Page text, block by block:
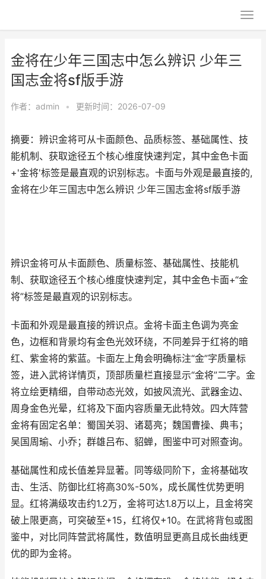
金将在少年三国志中怎么辨识 少年三
国志金将sf版手游
作者： admin • 更新时间：2026-07-09
摘要：辨识金将可从卡面颜色、品质标签、基础属性、技
能机制、获取途径五个核心维度快速判定，其中金色卡面
+'金将'标签是最直观的识别标志。卡面与外观是最直接的,
金将在少年三国志中怎么辨识 少年三国志金将sf版手游
辨识金将可从卡面颜色、质量标签、基础属性、技能机
制、获取途径五个核心维度快速判定，其中金色卡面+“金
将”标签是最直观的识别标志。
卡面和外观是最直接的辨识点。金将卡面主色调为亮金
色，边框和背景均有金色光效环绕，不同差异于红将的暗
红、紫金将的紫蓝。卡面左上角会明确标注“金”字质量标
签，进入武将详情页，顶部质量栏直接显示“金将”二字。金
将立绘更精细，自带动态光效，如披风流光、武器金边、
周身金色光晕，红将及下面内容质量无此特效。四大阵营
金将有固定名单：蜀国关羽、诸葛亮；魏国曹操、典韦；
吴国周瑜、小乔；群雄吕布、貂蝉，图鉴中可对照查询。
基础属性和成长值差异显著。同等级同阶下，金将基础攻
击、生活、防御比红将高30%-50%，成长属性优势更明
显。红将满级攻击约1.2万，金将可达1.8万以上，且金将突
破上限更高，可突破至+15，红将仅+10。在武将背包或图
鉴中，对比同阵营武将属性，数值明显更高且成长曲线更
优的即为金将。